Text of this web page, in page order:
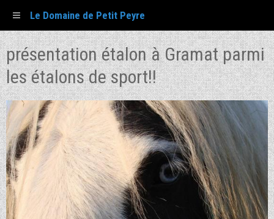
Le Domaine de Petit Peyre
présentation étalon à Gramat parmi
les étalons de sport!!